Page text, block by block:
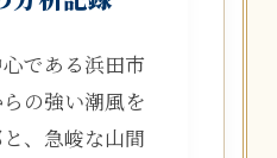
である浜田市
の強い潮風を
、急峻な山間